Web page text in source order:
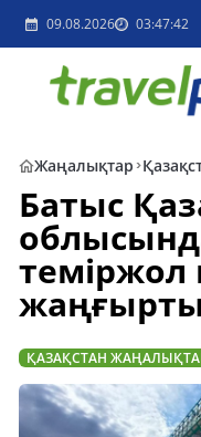
09.08.2026 03:47:42
Жаңалықтар
Батыс
теміржол
ҚАЗАҚСТАН